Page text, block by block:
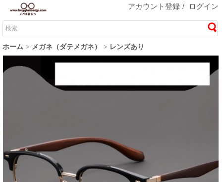
アカウント登録 / ログイン
ホーム メガネ（ダテメガネ） レンズあり